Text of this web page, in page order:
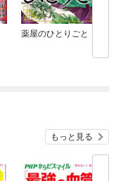
薬屋のひとりごと
もっと見る